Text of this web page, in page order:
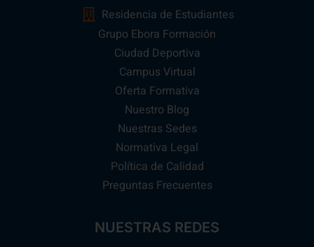
Residencia de Estudiantes
Grupo Ebora Formación
Ciudad Deportiva
Campus Virtual
Oferta Formativa
Nuestro Blog
Nuestras Sedes
Normativa Legal
Política de Calidad
Preguntas Frecuentes
NUESTRAS REDES